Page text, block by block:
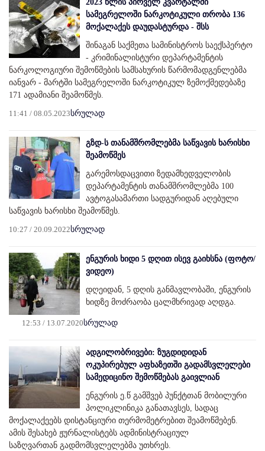
2023 წლის პირველ კვარტალში
სამეგრელოში ნარკოტიკული თრობა 136
მოქალაქეს დაუდასტურდა - შსს
შინაგან საქმეთა სამინისტროს საექსპერტო
- კრიმინალისტური დეპარტამენტის
ნარკოლოგიური შემოწმების სამსახურის წარმომადგენლებმა
იანვარ - მარტში სამეგრელოში ნარკოტიკულ ზემოქმედებაზე
171 ადამიანი შეამოწმეს.
11:41 / 08.05.2023სრულად
გზდ-ს თანამშრომლებმა საწვავის ხარისხი
შეამოწმეს
გარემოსდაცვითი ზედამხედველობის
დეპარტამენტის თანამშრომლებმა 100
ავტოგასამართი სადგურიდან აღებული
საწვავის ხარისხი შეამოწმეს.
10:27 / 20.09.2022სრულად
ენგურის ხიდი 5 დღით ისევ გაიხსნა (ფოტო/
ვიდეო)
დღეიდან, 5 დღის განმავლობაში, ენგურის
ხიდზე მოძრაობა ცალმხრივად აღდგა.
12:53 / 13.07.2020სრულად
ადგილობრივები: ზუგდიდიდან
ოკუპირებულ აფხაზეთში გადამსვლელები
სამედიცინო შემოწმებას გაივლიან
ენგურის ე.წ გამშვებ პუნქტთან მობილური
პოლიკლინიკა განათავსეს, სადაც
მოქალაქეებს დისტანციური თერმომეტრებით შეამოწმებენ.
ამის შესახებ ჟურნალისტებს ადმინისტრაციულ
საზღვართან გადმომსვლელებმა უთხრეს.